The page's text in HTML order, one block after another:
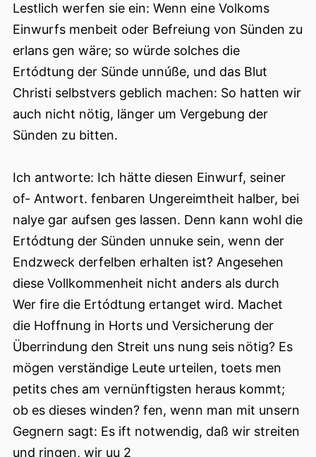
Lestlich werfen sie ein: Wenn eine Volkoms
Einwurfs menbeit oder Befreiung von Sünden zu
erlans gen wäre; so würde solches die
Ertódtung der Sünde unnúße, und das Blut
Christi selbstvers geblich machen: So hatten wir
auch nicht nötig, länger um Vergebung der
Sünden zu bitten.
Ich antworte: Ich hätte diesen Einwurf, seiner
of- Antwort. fenbaren Ungereimtheit halber, bei
nalye gar aufsen ges lassen. Denn kann wohl die
Ertódtung der Sünden unnuke sein, wenn der
Endzweck derfelben erhalten ist? Angesehen
diese Vollkommenheit nicht anders als durch
Wer fire die Ertódtung ertanget wird. Machet
die Hoffnung in Horts und Versicherung der
Überrindung den Streit uns nung seis nötig? Es
mögen verständige Leute urteilen, toets men
petits ches am vernünftigsten heraus kommt;
ob es dieses winden? fen, wenn man mit unsern
Gegnern sagt: Es ift notwendig, daß wir streiten
und ringen, wir uu 2